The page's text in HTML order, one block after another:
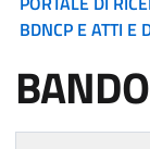
BDNCP E ATTI E
BANDO